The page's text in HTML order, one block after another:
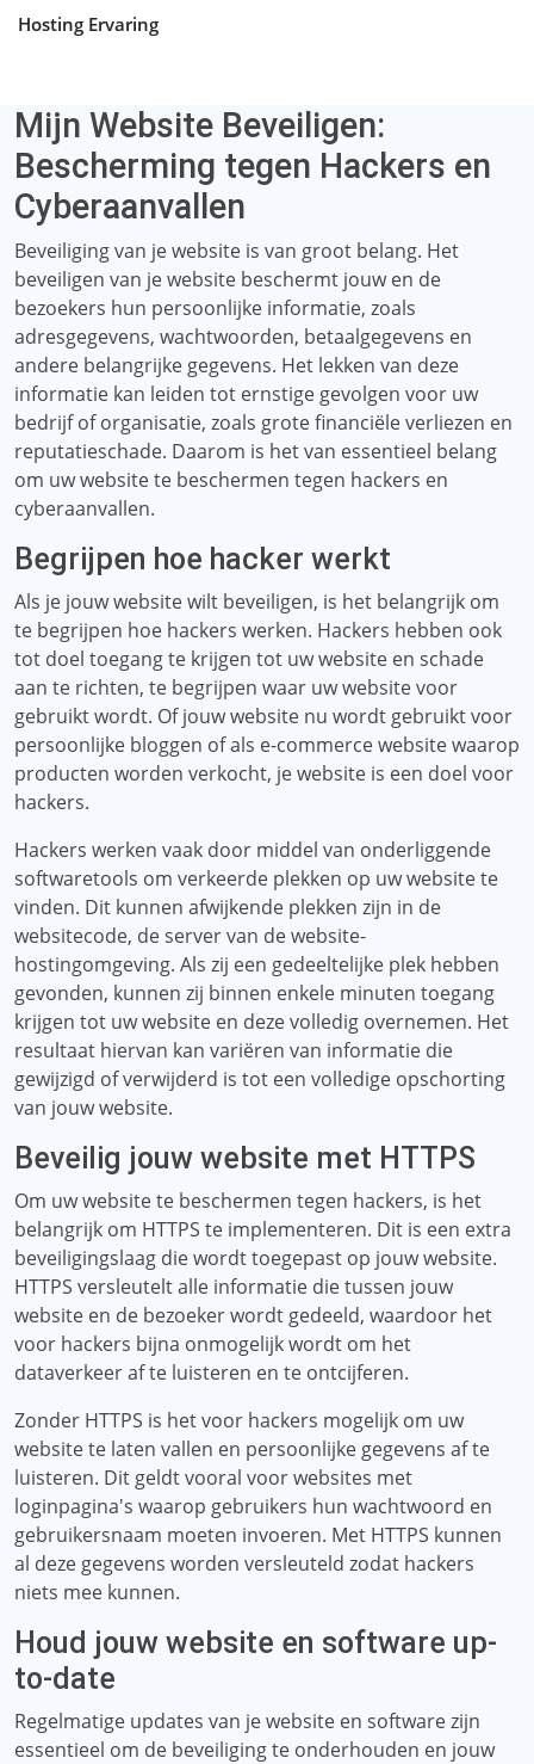
Hosting Ervaring
Mijn Website Beveiligen:
Bescherming tegen Hackers en
Cyberaanvallen
Beveiliging van je website is van groot belang. Het
beveiligen van je website beschermt jouw en de
bezoekers hun persoonlijke informatie, zoals
adresgegevens, wachtwoorden, betaalgegevens en
andere belangrijke gegevens. Het lekken van deze
informatie kan leiden tot ernstige gevolgen voor uw
bedrijf of organisatie, zoals grote financiële verliezen en
reputatieschade. Daarom is het van essentieel belang
om uw website te beschermen tegen hackers en
cyberaanvallen.
Begrijpen hoe hacker werkt
Als je jouw website wilt beveiligen, is het belangrijk om
te begrijpen hoe hackers werken. Hackers hebben ook
tot doel toegang te krijgen tot uw website en schade
aan te richten, te begrijpen waar uw website voor
gebruikt wordt. Of jouw website nu wordt gebruikt voor
persoonlijke bloggen of als e-commerce website waarop
producten worden verkocht, je website is een doel voor
hackers.
Hackers werken vaak door middel van onderliggende
softwaretools om verkeerde plekken op uw website te
vinden. Dit kunnen afwijkende plekken zijn in de
websitecode, de server van de website-
hostingomgeving. Als zij een gedeeltelijke plek hebben
gevonden, kunnen zij binnen enkele minuten toegang
krijgen tot uw website en deze volledig overnemen. Het
resultaat hiervan kan variëren van informatie die
gewijzigd of verwijderd is tot een volledige opschorting
van jouw website.
Beveilig jouw website met HTTPS
Om uw website te beschermen tegen hackers, is het
belangrijk om HTTPS te implementeren. Dit is een extra
beveiligingslaag die wordt toegepast op jouw website.
HTTPS versleutelt alle informatie die tussen jouw
website en de bezoeker wordt gedeeld, waardoor het
voor hackers bijna onmogelijk wordt om het
dataverkeer af te luisteren en te ontcijferen.
Zonder HTTPS is het voor hackers mogelijk om uw
website te laten vallen en persoonlijke gegevens af te
luisteren. Dit geldt vooral voor websites met
loginpagina's waarop gebruikers hun wachtwoord en
gebruikersnaam moeten invoeren. Met HTTPS kunnen
al deze gegevens worden versleuteld zodat hackers
niets mee kunnen.
Houd jouw website en software up-
to-date
Regelmatige updates van je website en software zijn
essentieel om de beveiliging te onderhouden en jouw